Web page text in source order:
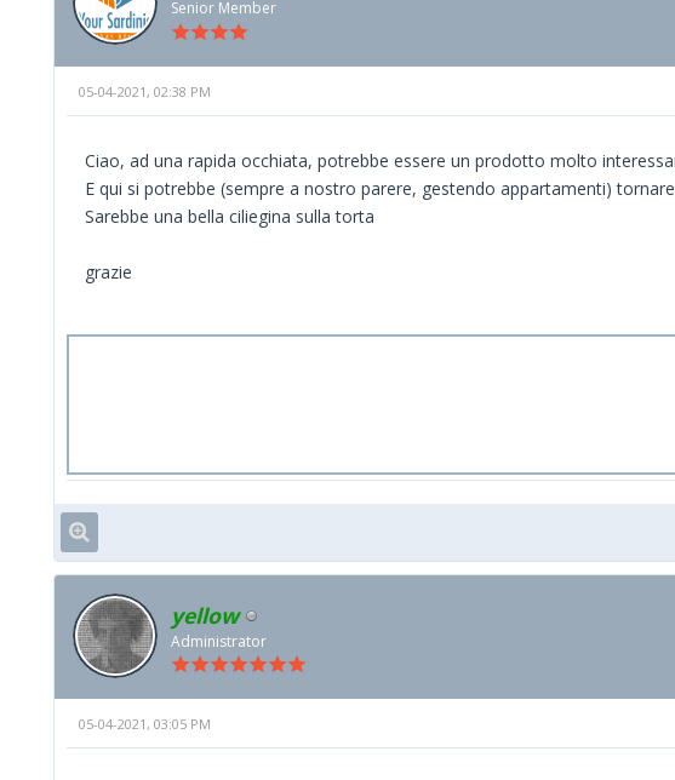
Senior Member
05-04-2021, 02:38 PM
Ciao, ad una rapida occhiata, potrebbe essere un prodotto molto
E qui si potrebbe (sempre a nostro parere, gestendo appartamenti)
Sarebbe una bella ciliegina sulla torta
grazie
yellow
Administrator
05-04-2021, 03:05 PM